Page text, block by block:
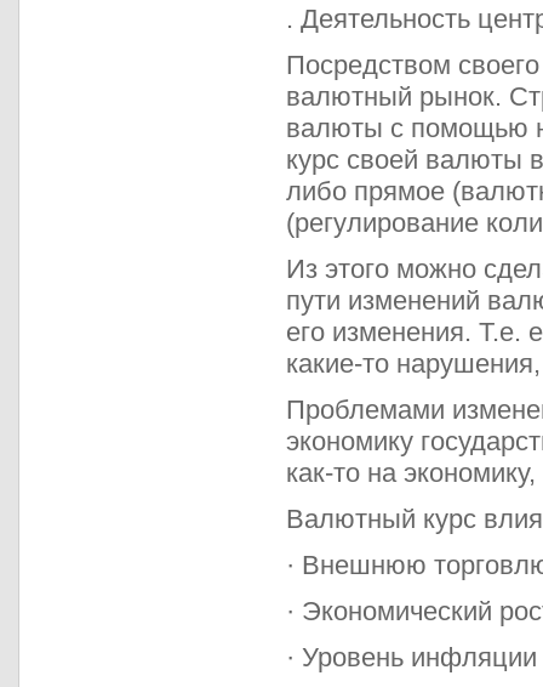
. Деятельность
Посредством
валютный рынок.
валюты с помощью
курс своей валюты
либо прямое
(регулирование
Из этого можно
пути изменений
его изменения. Т.е.
какие-то
Проблемами
экономику
как-то на
Валютный курс
· Внешнюю
· Экономический
· Уровень инфляции